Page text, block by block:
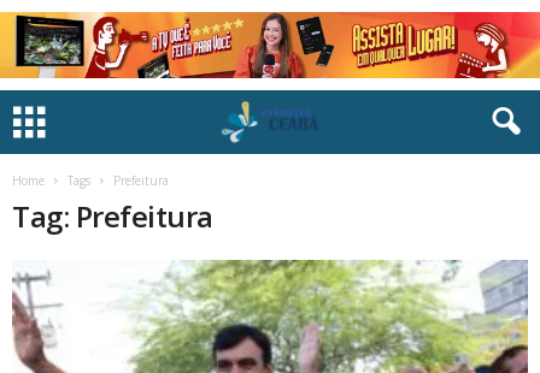
Home Tags Prefeitura
Tag: Prefeitura